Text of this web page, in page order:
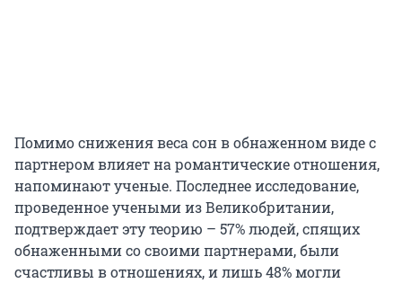
Помимо снижения веса сон в обнаженном виде с
партнером влияет на романтические отношения,
напоминают ученые. Последнее исследование,
проведенное учеными из Великобритании,
подтверждает эту теорию – 57% людей, спящих
обнаженными со своими партнерами, были
счастливы в отношениях, и лишь 48% могли